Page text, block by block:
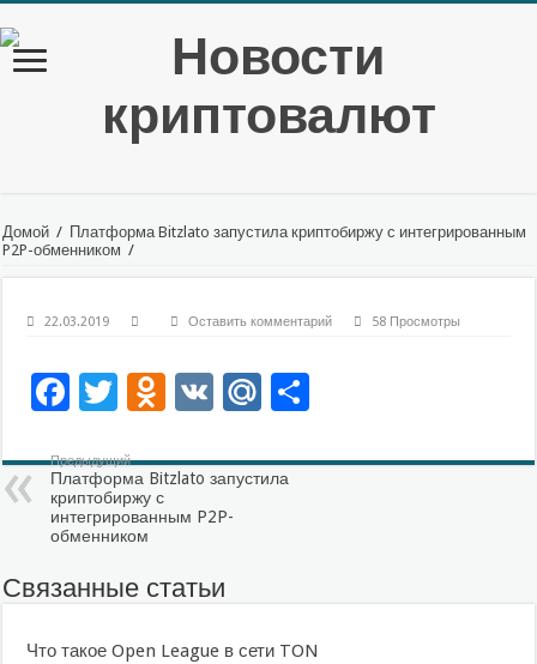
Домой / Платформа Bitzlato запустила криптобиржу с интегрированным
P2P-обменником /
22.03.2019 Оставить комментарий 58 Просмотры
Facebook
Twitter
Odnoklassniki
VK Mail.Ru
Предыдущий
Платформа Bitzlato запустила
криптобиржу с
интегрированным P2P-
обменником
Связанные статьи
Что такое Open League в сети TON